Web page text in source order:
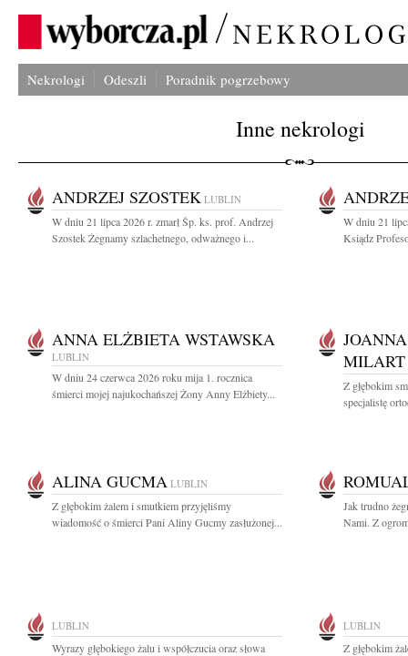
Nekrologi Odeszli Poradnik pogrzebowy
Inne nekrologi
ANDRZEJ SZOSTEK LUBLIN
W dniu 21 lipca 2026 r. zmarł Śp. ks. prof. Andrzej
Szostek Żegnamy szlachetnego, odważnego i...
W dniu 21
Ksiądz
ANNA ELŻBIETA WSTAWSKA
LUBLIN
W dniu 24 czerwca 2026 roku mija 1. rocznica
śmierci mojej najukochańszej Żony Anny Elżbiety...
MILART
Z głębokim
specjalistę
ALINA GUCMA LUBLIN
Z głębokim żalem i smutkiem przyjęliśmy
wiadomość o śmierci Pani Aliny Gucmy zasłużonej...
Jak trudno
Nami. Z
LUBLIN
Wyrazy głębokiego żalu i współczucia oraz słowa
LUBLIN
Z głębokim